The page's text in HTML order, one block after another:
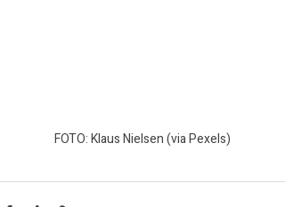
FOTO: Klaus Nielsen (via Pexels)